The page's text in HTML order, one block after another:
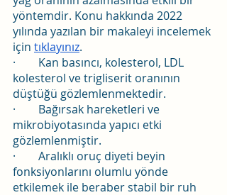
yöntemdir. Konu hakkında 2022
yılında yazılan bir makaleyi incelemek
için tıklayınız.
·        Kan basıncı, kolesterol, LDL
kolesterol ve trigliserit oranının
düştüğü gözlemlenmektedir.
·        Bağırsak hareketleri ve
mikrobiyotasında yapıcı etki
gözlemlenmiştir.
·        Aralıklı oruç diyeti beyin
fonksiyonlarını olumlu yönde
etkilemek ile beraber stabil bir ruh